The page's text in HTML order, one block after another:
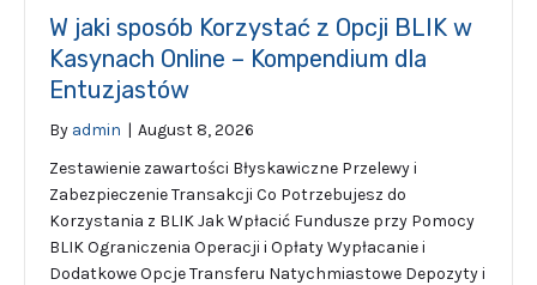
W jaki sposób Korzystać z Opcji BLIK w
Kasynach Online – Kompendium dla
Entuzjastów
By admin | August 8, 2026
Zestawienie zawartości Błyskawiczne Przelewy i
Zabezpieczenie Transakcji Co Potrzebujesz do
Korzystania z BLIK Jak Wpłacić Fundusze przy Pomocy
BLIK Ograniczenia Operacji i Opłaty Wypłacanie i
Dodatkowe Opcje Transferu Natychmiastowe Depozyty i